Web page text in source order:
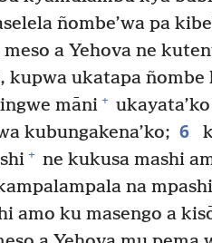
ñombe’wa pa
a Yehova ne
kupwa ukatapa ñombe
māni +
kubungakena’ko; 6
+ ne kukusa mashi
na
amo ku masengo a